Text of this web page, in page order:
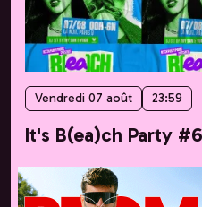
Vendredi 07 août 23:59
It's B(ea)ch Party